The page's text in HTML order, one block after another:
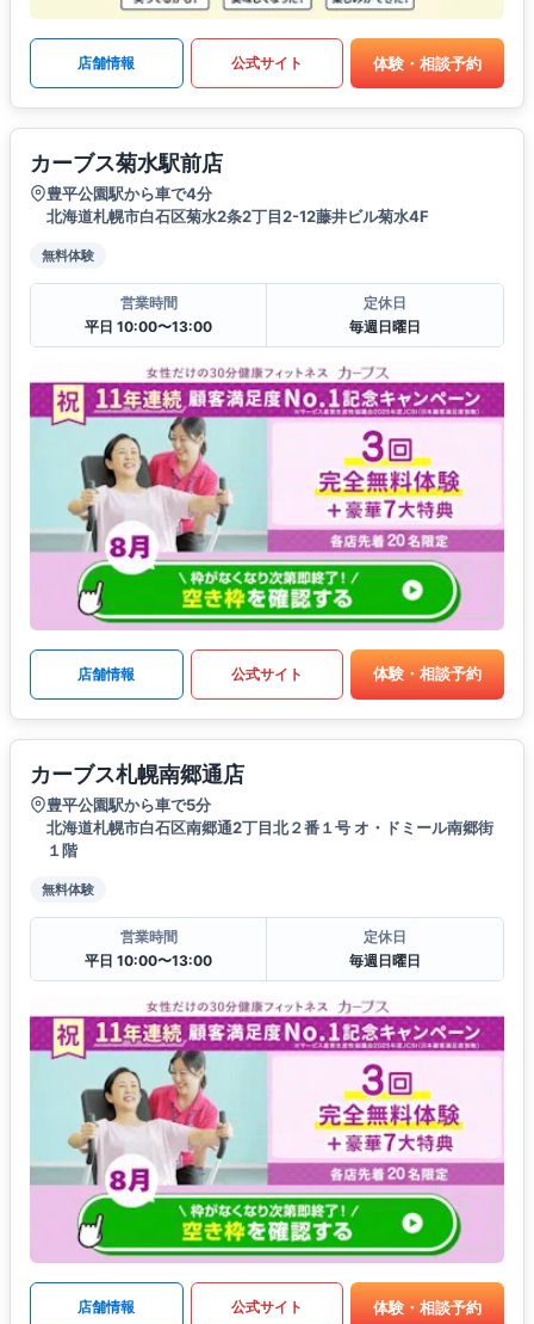
店舗情報 公式サイト 体験・相談予約
カーブス菊水駅前店
豊平公園駅から車で4分
北海道札幌市白石区菊水2条2丁目2-12藤井ビル菊水4F
無料体験
営業時間
平日 10:00〜13:00
定休日
毎週日曜日
店舗情報 公式サイト 体験・相談予約
カーブス札幌南郷通店
豊平公園駅から車で5分
北海道札幌市白石区南郷通2丁目北２番１号 オ・ドミール南郷街
１階
無料体験
営業時間
平日 10:00〜13:00
定休日
毎週日曜日
店舗情報 公式サイト 体験・相談予約